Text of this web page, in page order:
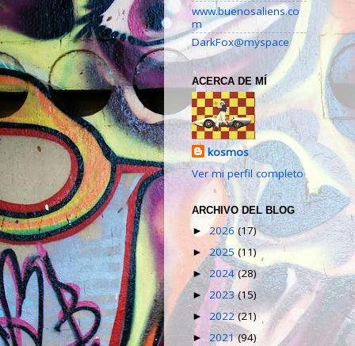
www.buenosaliens.co
m
DarkFox@myspace
ACERCA DE MÍ
kosmos
Ver mi perfil completo
ARCHIVO DEL BLOG
►2026 (17)
►2025 (11)
►2024(28)
►2023(15)
► 2022(21)
► 2021(94)